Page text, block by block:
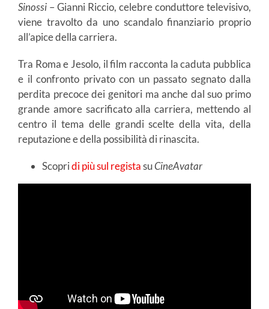
Sinossi – Gianni Riccio, celebre conduttore televisivo,
viene travolto da uno scandalo finanziario proprio
all’apice della carriera.
Tra Roma e Jesolo, il film racconta la caduta pubblica
e il confronto privato con un passato segnato dalla
perdita precoce dei genitori ma anche dal suo primo
grande amore sacrificato alla carriera, mettendo al
centro il tema delle grandi scelte della vita, della
reputazione e della possibilità di rinascita.
Scopridi più sul registasuCineAvatar